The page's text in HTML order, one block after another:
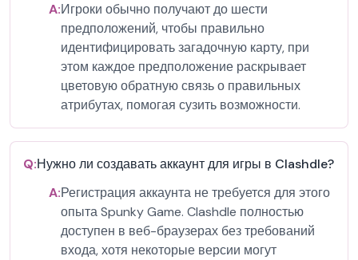
A:Игроки обычно получают до шести
предположений, чтобы правильно
идентифицировать загадочную карту, при
этом каждое предположение раскрывает
цветовую обратную связь о правильных
атрибутах, помогая сузить возможности.
Q:Нужно ли создавать аккаунт для игры в Clashdle?
A:Регистрация аккаунта не требуется для этого
опыта Spunky Game. Clashdle полностью
доступен в веб-браузерах без требований
входа, хотя некоторые версии могут